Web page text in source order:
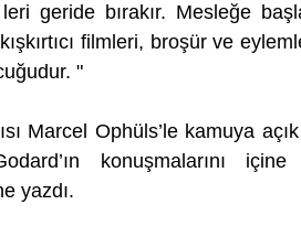
geride bırakır. Mesleğe
filmleri, broşür ve
"
Marcel Ophüls’le kamuya
konuşmalarını
yazdı.